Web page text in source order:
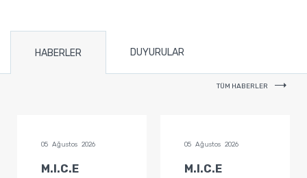
HABERLER DUYURULAR
TÜM HABERLER
05 Ağustos 2026
M.I.C.E
05 Ağustos 2026
M.I.C.E